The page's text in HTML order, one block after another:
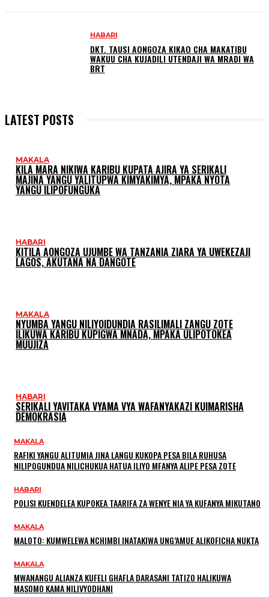
HABARI
DKT. TAUSI AONGOZA KIKAO CHA MAKATIBU
WAKUU CHA KUJADILI UTENDAJI WA MRADI WA
BRT
LATEST POSTS
MAKALA
KILA MARA NIKIWA KARIBU KUPATA AJIRA YA SERIKALI
MAJINA YANGU YALITUPWA KIMYAKIMYA, MPAKA NYOTA
YANGU ILIPOFUNGUKA
HABARI
KITILA AONGOZA UJUMBE WA TANZANIA ZIARA YA UWEKEZAJI
LAGOS, AKUTANA NA DANGOTE
MAKALA
NYUMBA YANGU NILIYOIDUNDIA RASILIMALI ZANGU ZOTE
ILIKUWA KARIBU KUPIGWA MNADA, MPAKA ULIPOTOKEA
MUUJIZA
HABARI
SERIKALI YAVITAKA VYAMA VYA WAFANYAKAZI KUIMARISHA
DEMOKRASIA
MAKALA
RAFIKI YANGU ALITUMIA JINA LANGU KUKOPA PESA BILA RUHUSA
NILIPOGUNDUA NILICHUKUA HATUA ILIYO MFANYA ALIPE PESA ZOTE
HABARI
POLISI KUENDELEA KUPOKEA TAARIFA ZA WENYE NIA YA KUFANYA MIKUTANO
MAKALA
MALOTO: KUMWELEWA NCHIMBI INATAKIWA UNG’AMUE ALIKOFICHA NUKTA
MAKALA
MWANANGU ALIANZA KUFELI GHAFLA DARASANI TATIZO HALIKUWA
MASOMO KAMA NILIVYODHANI